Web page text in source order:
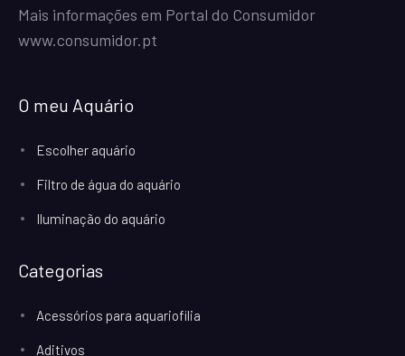
Mais informações em Portal do Consumidor
www.consumidor.pt
O meu Aquário
Escolher aquário
Filtro de água do aquário
Iluminação do aquário
Categorias
Acessórios para aquariofilia
Aditivos